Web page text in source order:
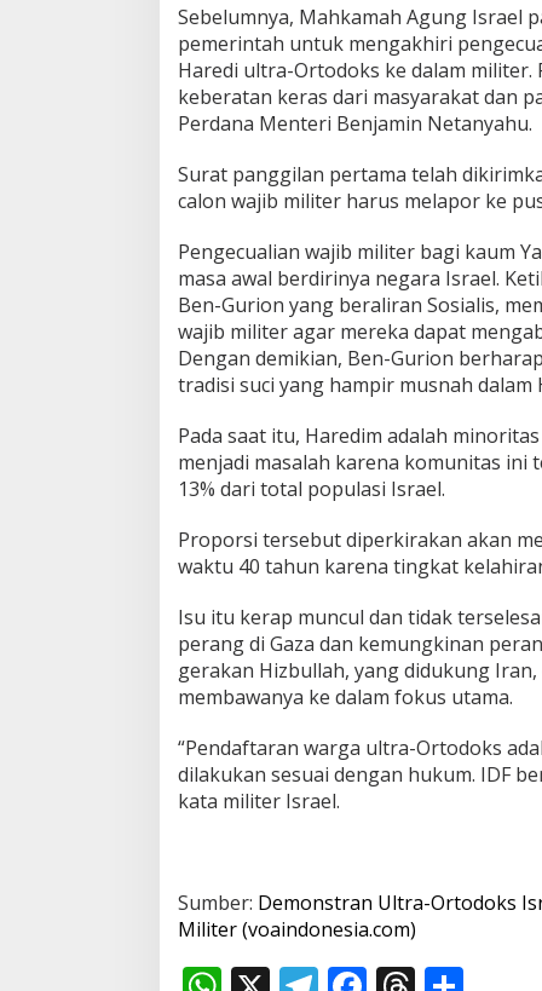
s
u
k
P
a
n
k
a
l
n
M
i
l
i
t
e
Sebelumnya, Mahkamah Agung Israel
pemerintah untuk mengakhiri
Haredi ultra-Ortodoks ke dalam
keberatan keras dari masyarakat dan
Perdana Menteri Benjamin Netanyahu.
Surat panggilan pertama telah
calon wajib militer harus melapor ke
Pengecualian wajib militer bagi kaum
masa awal berdirinya negara Israel.
Ben-Gurion yang beraliran Sosialis,
wajib militer agar mereka dapat
Dengan demikian, Ben-Gurion
tradisi suci yang hampir musnah dalam
Pada saat itu, Haredim adalah
menjadi masalah karena komunitas ini
13% dari total populasi Israel.
Proporsi tersebut diperkirakan akan
waktu 40 tahun karena tingkat
Isu itu kerap muncul dan tidak
perang di Gaza dan kemungkinan
gerakan Hizbullah, yang didukung
membawanya ke dalam fokus utama.
“Pendaftaran warga ultra-Ortodoks
dilakukan sesuai dengan hukum. IDF
kata militer Israel.
Sumber: Demonstran Ultra-Ortodoks
Militer (voaindonesia.com)